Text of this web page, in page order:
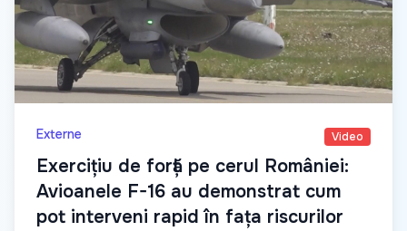
Externe Video
Exercițiu de forță pe cerul României:
Avioanele F-16 au demonstrat cum
pot interveni rapid în fața riscurilor